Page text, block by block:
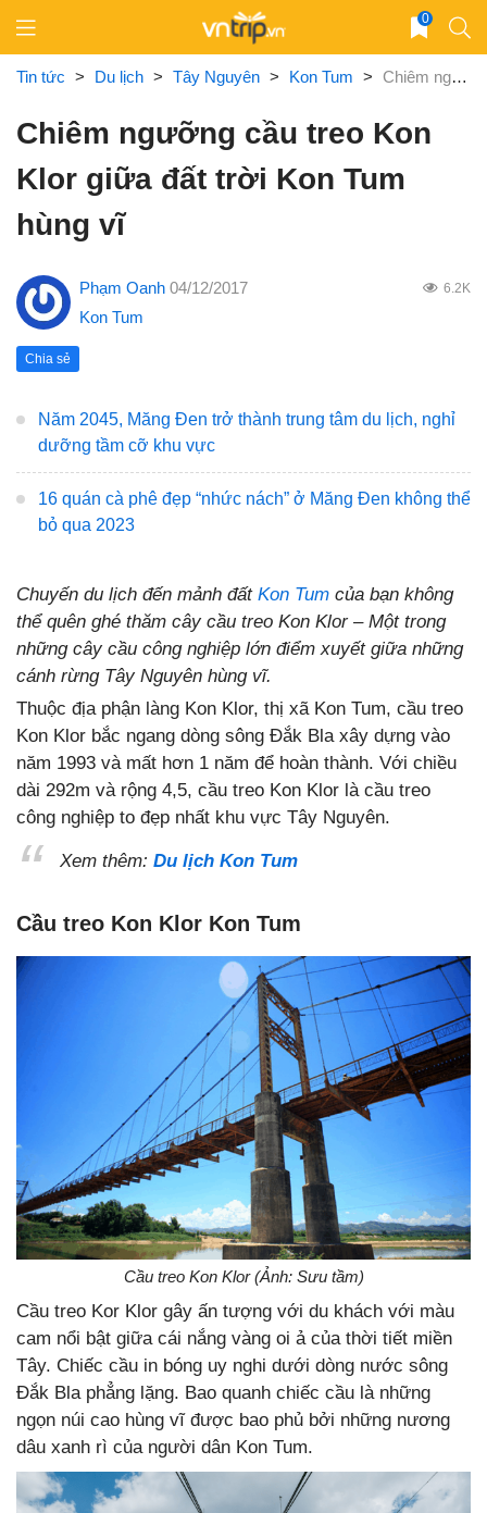
content
0
Tin tức > Du lịch > Tây Nguyên > Kon Tum > Chiêm ngưỡng cầu treo Kon Klor giữa đất trời Kon Tum hùng vĩ
Chiêm ngưỡng cầu treo Kon
Klor giữa đất trời Kon Tum
hùng vĩ
Phạm Oanh 04/12/2017 6.2K
Kon Tum
Chia sẻ
Năm 2045, Măng Đen trở thành trung tâm du lịch, nghỉ
dưỡng tầm cỡ khu vực
16 quán cà phê đẹp “nhức nách” ở Măng Đen không thể
bỏ qua 2023
Chuyến du lịch đến mảnh đất Kon Tum của bạn không
thể quên ghé thăm cây cầu treo Kon Klor – Một trong
những cây cầu công nghiệp lớn điểm xuyết giữa những
cánh rừng Tây Nguyên hùng vĩ.
Thuộc địa phận làng Kon Klor, thị xã Kon Tum, cầu treo
Kon Klor bắc ngang dòng sông Đắk Bla xây dựng vào
năm 1993 và mất hơn 1 năm để hoàn thành. Với chiều
dài 292m và rộng 4,5, cầu treo Kon Klor là cầu treo
công nghiệp to đẹp nhất khu vực Tây Nguyên.
Xem thêm: Du lịch Kon Tum
Cầu treo Kon Klor Kon Tum
Cầu treo Kon Klor (Ảnh: Sưu tầm)
Cầu treo Kor Klor gây ấn tượng với du khách với màu
cam nổi bật giữa cái nắng vàng oi ả của thời tiết miền
Tây. Chiếc cầu in bóng uy nghi dưới dòng nước sông
Đắk Bla phẳng lặng. Bao quanh chiếc cầu là những
ngọn núi cao hùng vĩ được bao phủ bởi những nương
dâu xanh rì của người dân Kon Tum.